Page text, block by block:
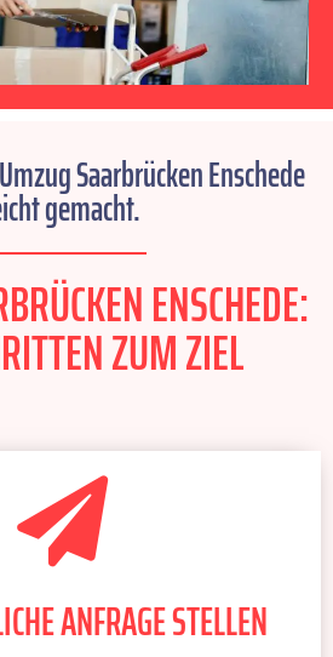
Saarbrücken Enschede
gemacht.
ENSCHEDE:
ZUM ZIEL
ANFRAGE STELLEN